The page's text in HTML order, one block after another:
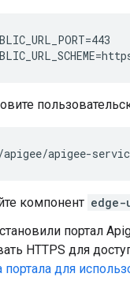
apigee-
компонент
портал
HTTPS для
портала для